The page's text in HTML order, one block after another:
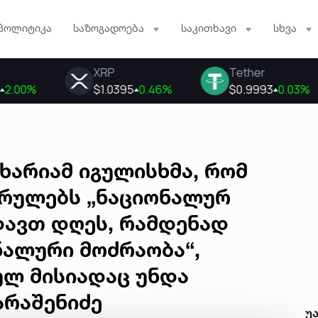
საზოგადოება საკითხავი სხვა
იგულისხმა, რომ
„ნაციონალურ
დღეს, რამდენად
მოძრაობა“,
მისიადაც უნდა